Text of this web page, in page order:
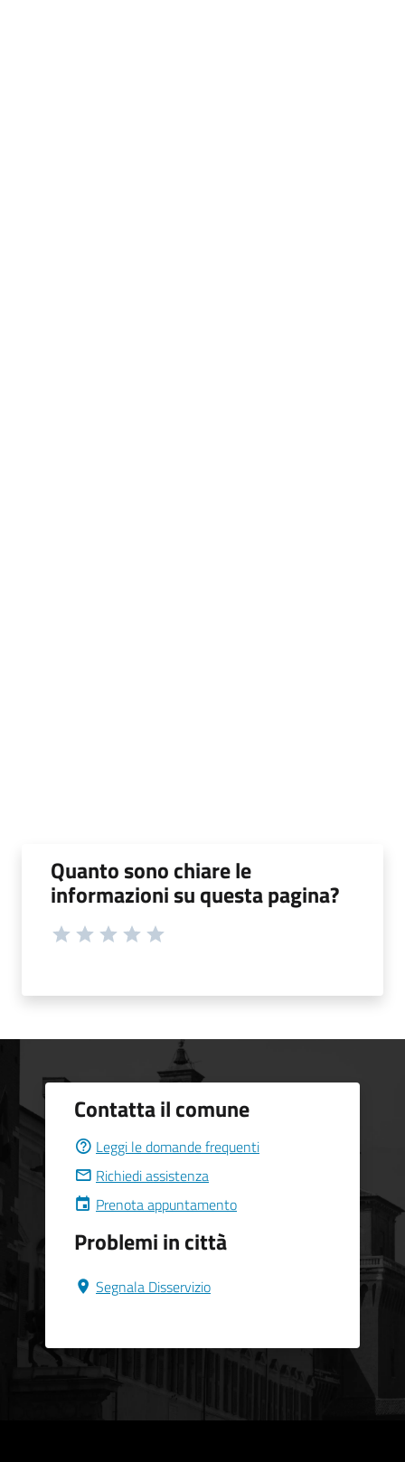
Quanto sono chiare le
informazioni su questa pagina?
Contatta il comune
Leggi le domande frequenti
Richiedi assistenza
Prenota appuntamento
Problemi in città
Segnala Disservizio